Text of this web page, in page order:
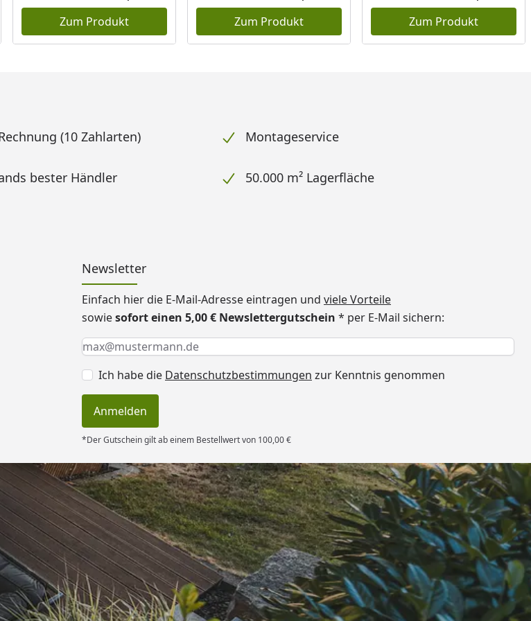
Zum Produkt Zum Produkt Zum Produkt
(10 Zahlarten) Montageservice
bester Händler 50.000 m² Lagerfläche
Newsletter
Einfach hier die E-Mail-Adresse eintragen und viele Vorteile
sowiesofort einen 5,00 € Newslettergutschein * per E-Mail sichern:
Keine Eingabe erforderlich
Eingabe erforderlich
E-Mail *
Ich habe die Datenschutzbestimmungen zur Kenntnis genommen
Anmelden
*Der Gutschein gilt ab einem Bestellwert von 100,00 €
Versand